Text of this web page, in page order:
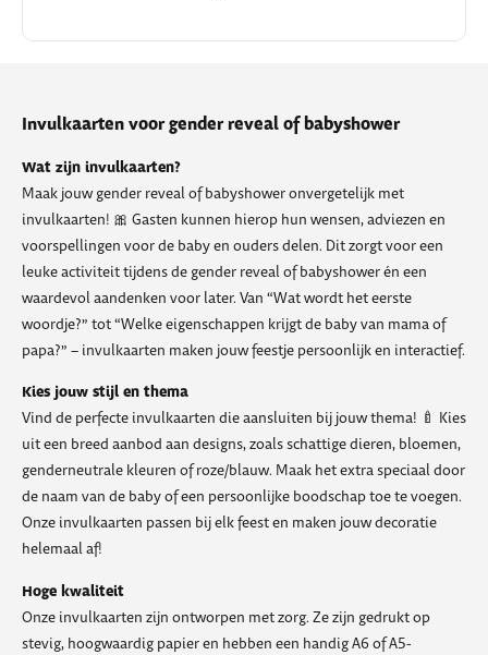
Invulkaarten voor gender reveal of babyshower
Wat zijn invulkaarten?
Maak jouw gender reveal of babyshower onvergetelijk met
invulkaarten! 🎀 Gasten kunnen hierop hun wensen, adviezen en
voorspellingen voor de baby en ouders delen. Dit zorgt voor een
leuke activiteit tijdens de gender reveal of babyshower én een
waardevol aandenken voor later. Van “Wat wordt het eerste
woordje?” tot “Welke eigenschappen krijgt de baby van mama of
papa?” – invulkaarten maken jouw feestje persoonlijk en interactief.
Kies jouw stijl en thema
Vind de perfecte invulkaarten die aansluiten bij jouw thema! 🍼 Kies
uit een breed aanbod aan designs, zoals schattige dieren, bloemen,
genderneutrale kleuren of roze/blauw. Maak het extra speciaal door
de naam van de baby of een persoonlijke boodschap toe te voegen.
Onze invulkaarten passen bij elk feest en maken jouw decoratie
helemaal af!
Hoge kwaliteit
Onze invulkaarten zijn ontworpen met zorg. Ze zijn gedrukt op
stevig, hoogwaardig papier en hebben een handig A6 of A5-